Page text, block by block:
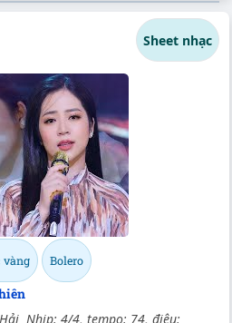
Sheet nhạc
vàng Bolero
Nhịp: 4/4, tempo: 74, điệu: